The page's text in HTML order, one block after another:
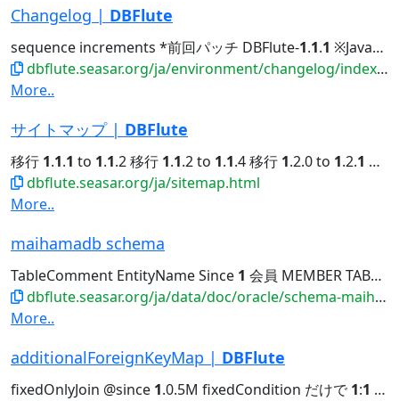
Changelog | DBFlute
sequence increments *前回パッチ DBFlute-1.1.1 ※Java8 2016/01/01 NEW DBFlute...Author's Blog Changelog DBFlute-
dbflute.seasar.org/ja/environment/changelog/index.html
More..
サイトマップ | DBFlute
移行 1.1.1 to 1.1.2 移行 1.1.2 to 1.1.4 移行 1.2.0 to 1.2.1
dbflute.seasar.org/ja/sitemap.html
More..
maihamadb schema
TableComment EntityName Since 1 会員 MEMBER TABLE DIFFWORLDDB MEMBER_STATUS...ColumnComment PropertyName JavaType
dbflute.seasar.org/ja/data/doc/oracle/schema-maihamadb.html
More..
additionalForeignKeyMap | DBFlute
fixedOnlyJoin @since 1.0.5M fixedCondition だけで 1:1